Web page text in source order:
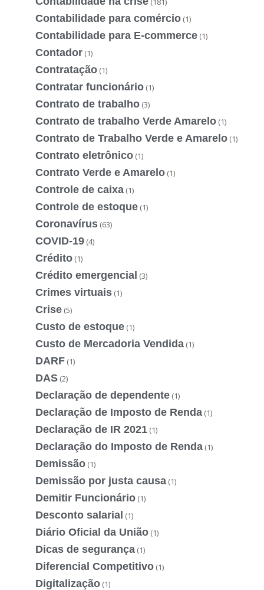
Contabilidade para comércio (1)
Contabilidade para E-commerce (1)
Contador (1)
Contratação (1)
Contratar funcionário (1)
Contrato de trabalho (3)
Contrato de trabalho Verde Amarelo (1)
Contrato de Trabalho Verde e Amarelo (1)
Contrato eletrônico (1)
Contrato Verde e Amarelo (1)
Controle de caixa (1)
Controle de estoque (1)
Coronavírus (63)
COVID-19 (4)
Crédito (1)
Crédito emergencial (3)
Crimes virtuais (1)
Crise (5)
Custo de estoque (1)
Custo de Mercadoria Vendida (1)
DARF (1)
DAS (2)
Declaração de dependente (1)
Declaração de Imposto de Renda (1)
Declaração de IR 2021 (1)
Declaração do Imposto de Renda (1)
Demissão (1)
Demissão por justa causa (1)
Demitir Funcionário (1)
Desconto salarial (1)
Diário Oficial da União (1)
Dicas de segurança (1)
Diferencial Competitivo (1)
Digitalização (1)